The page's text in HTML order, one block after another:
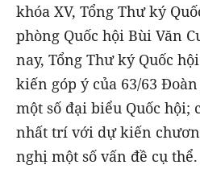
khóa XV, Tổng Thư ký
phòng Quốc hội Bùi Văn
nay, Tổng Thư ký Quốc
kiến góp ý của 63/63
một số đại biểu Quốc hội;
nhất trí với dự kiến
nghị một số vấn đề cụ